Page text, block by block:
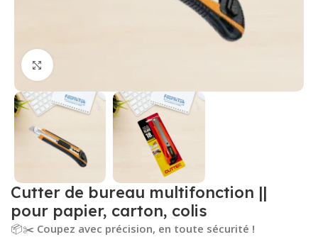
Cliquez pour agrandir
Cutter de bureau multifonction ||
pour papier, carton, colis
📦✂️ Coupez avec précision, en toute sécurité !